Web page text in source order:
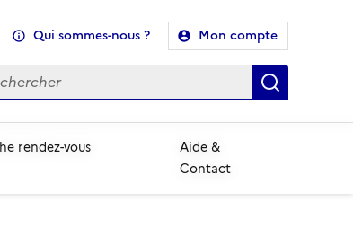
Qui sommes-nous ? Mon compte
rendez-vous
Aide &
Contact